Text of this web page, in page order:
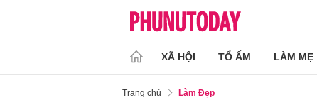
XÃ HỘI TỔ ẤM LÀM MẸ
Trang chủ Làm Đẹp